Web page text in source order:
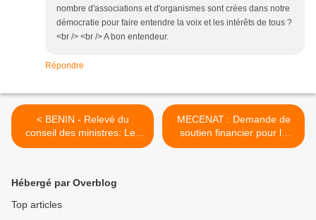
nombre d'associations et d'organismes sont crées dans notre
démocratie pour faire entendre la voix et les intérêts de tous ?
<br /> <br /> A bon entendeur.
Répondre
< BENIN - Relevé du
conseil des ministres: Les
sept irrégularités ayant
MECENAT : Demande de
soutien financier pour le
tournage d’un long-métrage
Hébergé par Overblog
Top articles